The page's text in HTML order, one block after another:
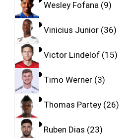
Wesley Fofana 9
Vinicius Junior 36
Victor Lindelof 15
Timo Werner 3
Thomas Partey 26
Ruben Dias 23